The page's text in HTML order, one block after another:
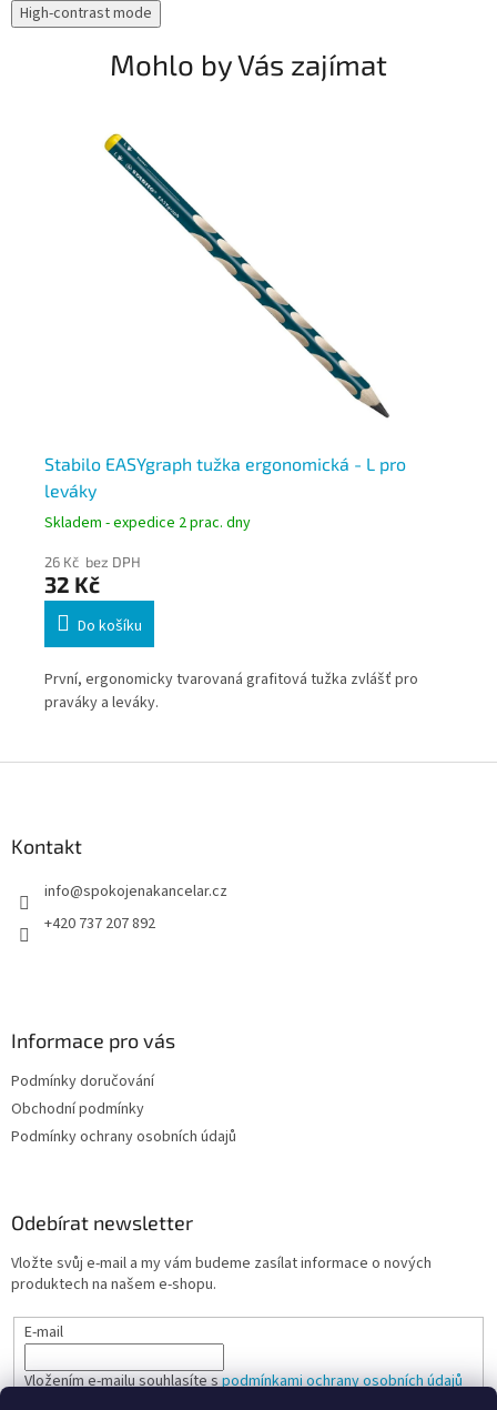
High-contrast mode
Mohlo by Vás zajímat
Stabilo EASYgraph tužka ergonomická - L pro
leváky
Skladem - expedice 2 prac. dny
26 Kč bez DPH
32 Kč
Do košíku
První, ergonomicky tvarovaná grafitová tužka zvlášť pro
praváky a leváky.
Kontakt
info@spokojenakancelar.cz
+420 737 207 892
Informace pro vás
Podmínky doručování
Obchodní podmínky
Podmínky ochrany osobních údajů
Odebírat newsletter
Vložte svůj e-mail a my vám budeme zasílat informace o nových
produktech na našem e-shopu.
E-mail
Vložením e-mailu souhlasíte spodmínkami ochrany osobních údajů